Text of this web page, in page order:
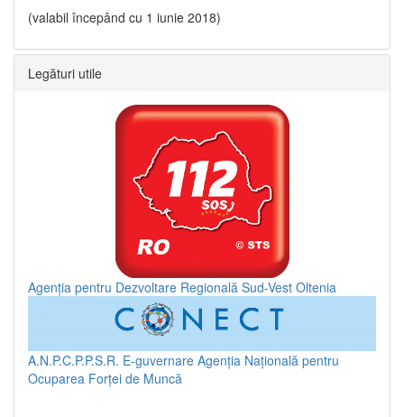
(valabil începând cu 1 iunie 2018)
Legături utile
Agenția pentru Dezvoltare Regională Sud-Vest Oltenia
A.N.P.C.P.P.S.R. E-guvernare Agenția Națională pentru
Ocuparea Forței de Muncă